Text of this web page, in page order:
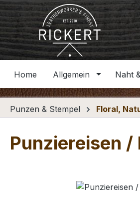
Hauptinhalt springen
Zur Suche springen
Zur Hauptnavigation springen
Home Allgemein Naht
Punzen & Stempel Floral,
Punziereisen
Bildergalerie überspringen